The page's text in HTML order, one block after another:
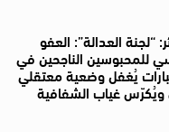
“لجنة العدالة”: العفو
للمحبوسين الناجحين في
يُغفل وضعية معتقلي
ويُكرّس غياب الشفافية